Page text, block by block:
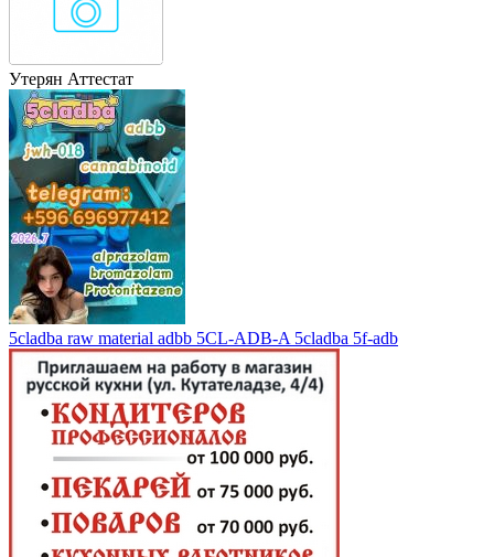
Утерян Аттестат
5cladba raw material adbb 5CL-ADB-A 5cladba 5f-adb